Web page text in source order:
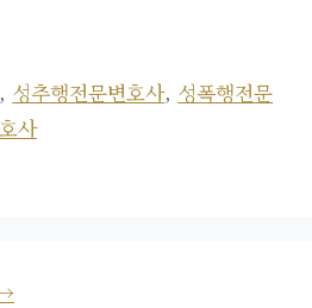
, 성추행전문변호사, 성폭행전문
사